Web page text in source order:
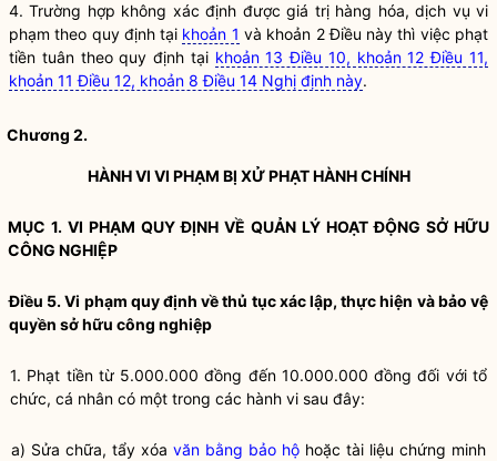
4. Trường hợp không xác định được giá trị hàng hóa, dịch vụ vi
phạm theo quy định tại khoản 1 và khoản 2 Điều này thì việc phạt
tiền tuân theo quy định tại khoản 13 Điều 10, khoản 12 Điều 11,
khoản 11 Điều 12, khoản 8 Điều 14 Nghị định này.
Chương 2.
HÀNH VI VI PHẠM BỊ XỬ PHẠT HÀNH CHÍNH
MỤC 1. VI PHẠM QUY ĐỊNH VỀ QUẢN LÝ HOẠT ĐỘNG SỞ HỮU
CÔNG NGHIỆP
Điều 5. Vi phạm quy định về thủ tục xác lập, thực hiện và bảo vệ
quyền sở hữu công nghiệp
1. Phạt tiền từ 5.000.000 đồng đến 10.000.000 đồng đối với tổ
chức, cá nhân có một trong các hành vi sau đây:
a) Sửa chữa, tẩy xóa văn bằng bảo hộ hoặc tài liệu chứng minh